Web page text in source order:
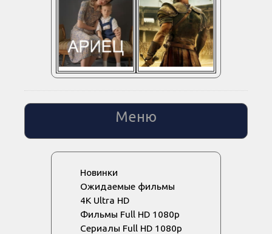
Меню
Новинки
Ожидаемые фильмы
4K Ultra HD
Фильмы Full HD 1080p
Сериалы Full HD 1080p